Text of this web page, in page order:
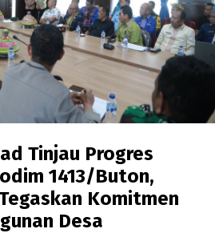
Tinjau Progres
1413/Buton,
Komitmen
Desa